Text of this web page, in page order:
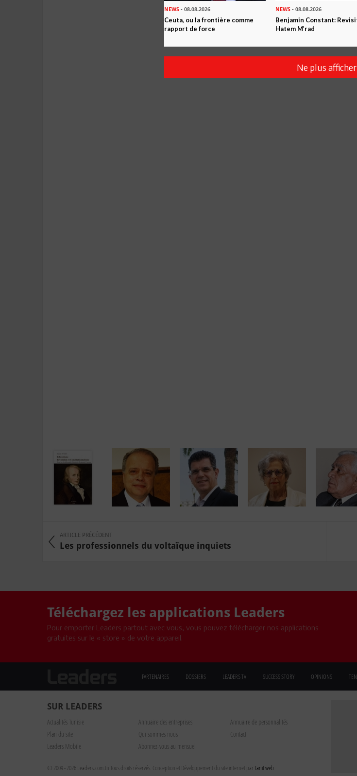
ARTICLE PRÉCÉDENT
Les professionnels du voltaïque inquiets
Téléchargez les applications Leaders
Pour emporter Leaders partout avec vous, vous pouvez télécharger nos applications
gratuites sur le « store » de votre appareil.
PARTENAIRES DOSSIERS LEADERS TV SUCCESS STORY OPINIONS
SUR LEADERS
Actualités Tunisie Annuaire des entreprises
Annuaire de personnalités
Plan du site
Qui sommes nous
Contact
Leaders Mobile
Abonnez-vous au mensuel
© 2009 - 2026 Leaders.com.tn Tous droits réservés. Conception et Développement du site internet parTanit web
NEWS - 08.08.2026
Ceuta, ou la frontière comme
rapport de force
NEWS - 08.08.2026
Benjamin Constant:
Hatem M’rad
Ne plus afficher